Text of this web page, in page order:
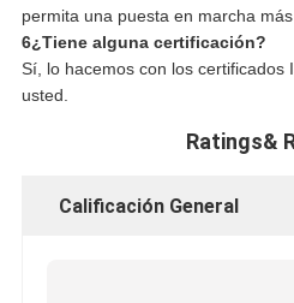
permita una puesta en marcha
6¿Tiene alguna certificación?
Sí, lo hacemos con los certificados
usted.
Ratings&
Calificación General